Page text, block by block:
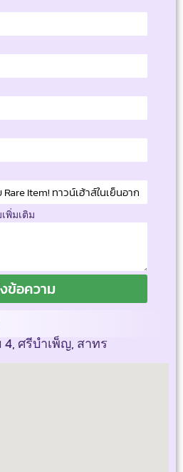
พิ่มเติม
ข้อความ
ศรีบำเพ็ญ, สาทร